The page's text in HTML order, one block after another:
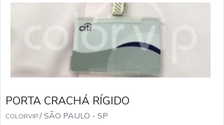
PORTA CRACHÁ RÍGIDO
COLORVIP/ SÃO PAULO - SP